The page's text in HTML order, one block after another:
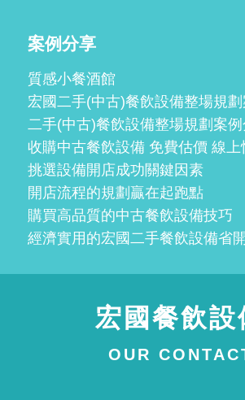
案例分享
質感小餐酒館
宏國二手(中古)餐飲設備整場規
二手(中古)餐飲設備整場規劃案
收購中古餐飲設備 免費估價 線
挑選設備開店成功關鍵因素
開店流程的規劃贏在起跑點
購買高品質的中古餐飲設備技巧
經濟實用的宏國二手餐飲設備省
宏國餐飲設
OUR